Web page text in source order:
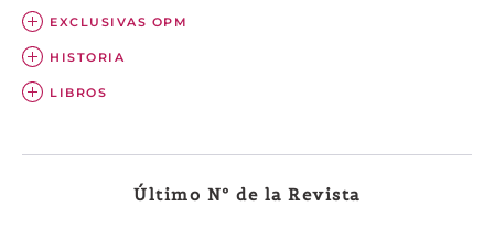
EXCLUSIVAS OPM
HISTORIA
LIBROS
Último Nº de la Revista